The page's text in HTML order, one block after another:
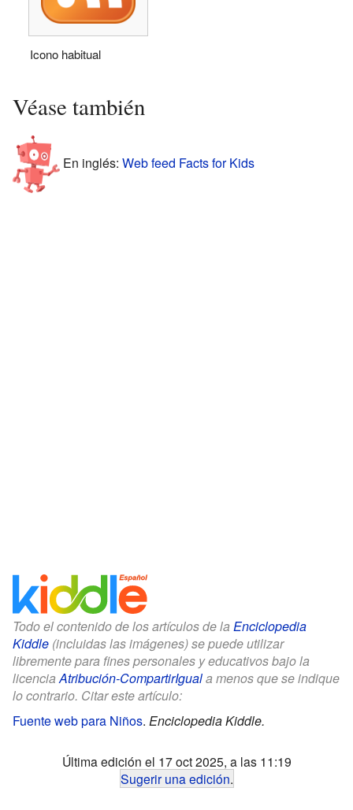
Icono habitual
Véase también
En inglés: Web feed Facts for Kids
Todo el contenido de los artículos de la Enciclopedia
Kiddle (incluidas las imágenes) se puede utilizar
libremente para fines personales y educativos bajo la
licenciaAtribución-CompartirIguala menos que se indique
lo contrario. Citar este artículo:
Fuente web para Niños. Enciclopedia Kiddle.
Última edición el 17 oct 2025, a las 11:19
Sugerir una edición.